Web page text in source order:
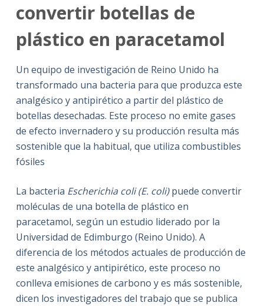
convertir botellas de
plástico en paracetamol
Un equipo de investigación de Reino Unido ha
transformado una bacteria para que produzca este
analgésico y antipirético a partir del plástico de
botellas desechadas. Este proceso no emite gases
de efecto invernadero y su producción resulta más
sostenible que la habitual, que utiliza combustibles
fósiles
La bacteria Escherichia coli (E. coli)puede convertir
moléculas de una botella de plástico en
paracetamol, según un estudio liderado por la
Universidad de Edimburgo (Reino Unido). A
diferencia de los métodos actuales de producción de
este analgésico y antipirético, este proceso no
conlleva emisiones de carbono y es más sostenible,
dicen los investigadores del trabajo que se publica